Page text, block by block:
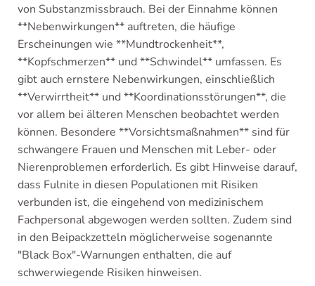
von Substanzmissbrauch. Bei der Einnahme können
**Nebenwirkungen** auftreten, die häufige
Erscheinungen wie **Mundtrockenheit**,
**Kopfschmerzen** und **Schwindel** umfassen. Es
gibt auch ernstere Nebenwirkungen, einschließlich
**Verwirrtheit** und **Koordinationsstörungen**, die
vor allem bei älteren Menschen beobachtet werden
können. Besondere **Vorsichtsmaßnahmen** sind für
schwangere Frauen und Menschen mit Leber- oder
Nierenproblemen erforderlich. Es gibt Hinweise darauf,
dass Fulnite in diesen Populationen mit Risiken
verbunden ist, die eingehend von medizinischem
Fachpersonal abgewogen werden sollten. Zudem sind
in den Beipackzetteln möglicherweise sogenannte
"Black Box"-Warnungen enthalten, die auf
schwerwiegende Risiken hinweisen.